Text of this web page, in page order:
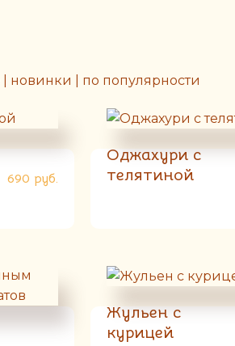
новинки по популярности
690 руб.
Оджахури с
телятиной
Жульен с
курицей